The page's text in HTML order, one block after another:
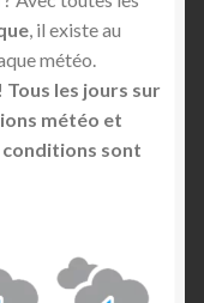
, il existe au
météo.
les jours sur
météo et
sont